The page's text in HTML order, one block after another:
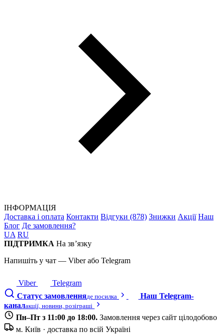
ІНФОРМАЦІЯ
Доставка і оплата Контакти Відгуки (878) Знижки Акції Наш
Блог Де замовлення?
UA RU
ПІДТРИМКА На зв’язку
Напишіть у чат — Viber або Telegram
Viber
Telegram
Статус замовленняде посилка
Наш Telegram-
каналакції, новини, розіграші
Пн–Пт з 11:00 до 18:00. Замовлення через сайт цілодобово
м. Київ · доставка по всій Україні